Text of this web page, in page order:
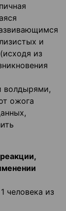
и
из
волдырями,
ожога
человека из